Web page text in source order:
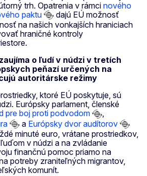
trh. Opatrenia v rámci nového
paktu
dajú EÚ možnosť
na našich vonkajších hraniciach
hraničné kontroly
o ľudí v núdzi v tretích
peňazí určených na
autoritárske režimy
ktoré EÚ poskytuje, sú
Európsky parlament, členské
pre boj proti podvodom
,
a Európsky dvor audítorov
minuté euro, vrátane prostriedkov,
v núdzi a na zvládanie
finančnú pomoc priamo na
potreby zraniteľných migrantov,
komunít.